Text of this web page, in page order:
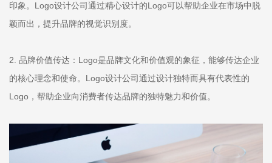
印象。Logo设计公司通过精心设计的Logo可以帮助企业在市场中脱
颖而出，提升品牌的视觉识别度。
2. 品牌价值传达：Logo是品牌文化和价值观的象征，能够传达企业
的核心理念和使命。Logo设计公司通过设计独特而具有代表性的
Logo，帮助企业向消费者传达品牌的独特魅力和价值。